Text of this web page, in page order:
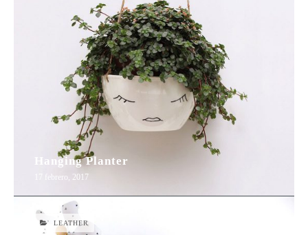
17 febrero, 2017
Hanging Planter
LEATHER